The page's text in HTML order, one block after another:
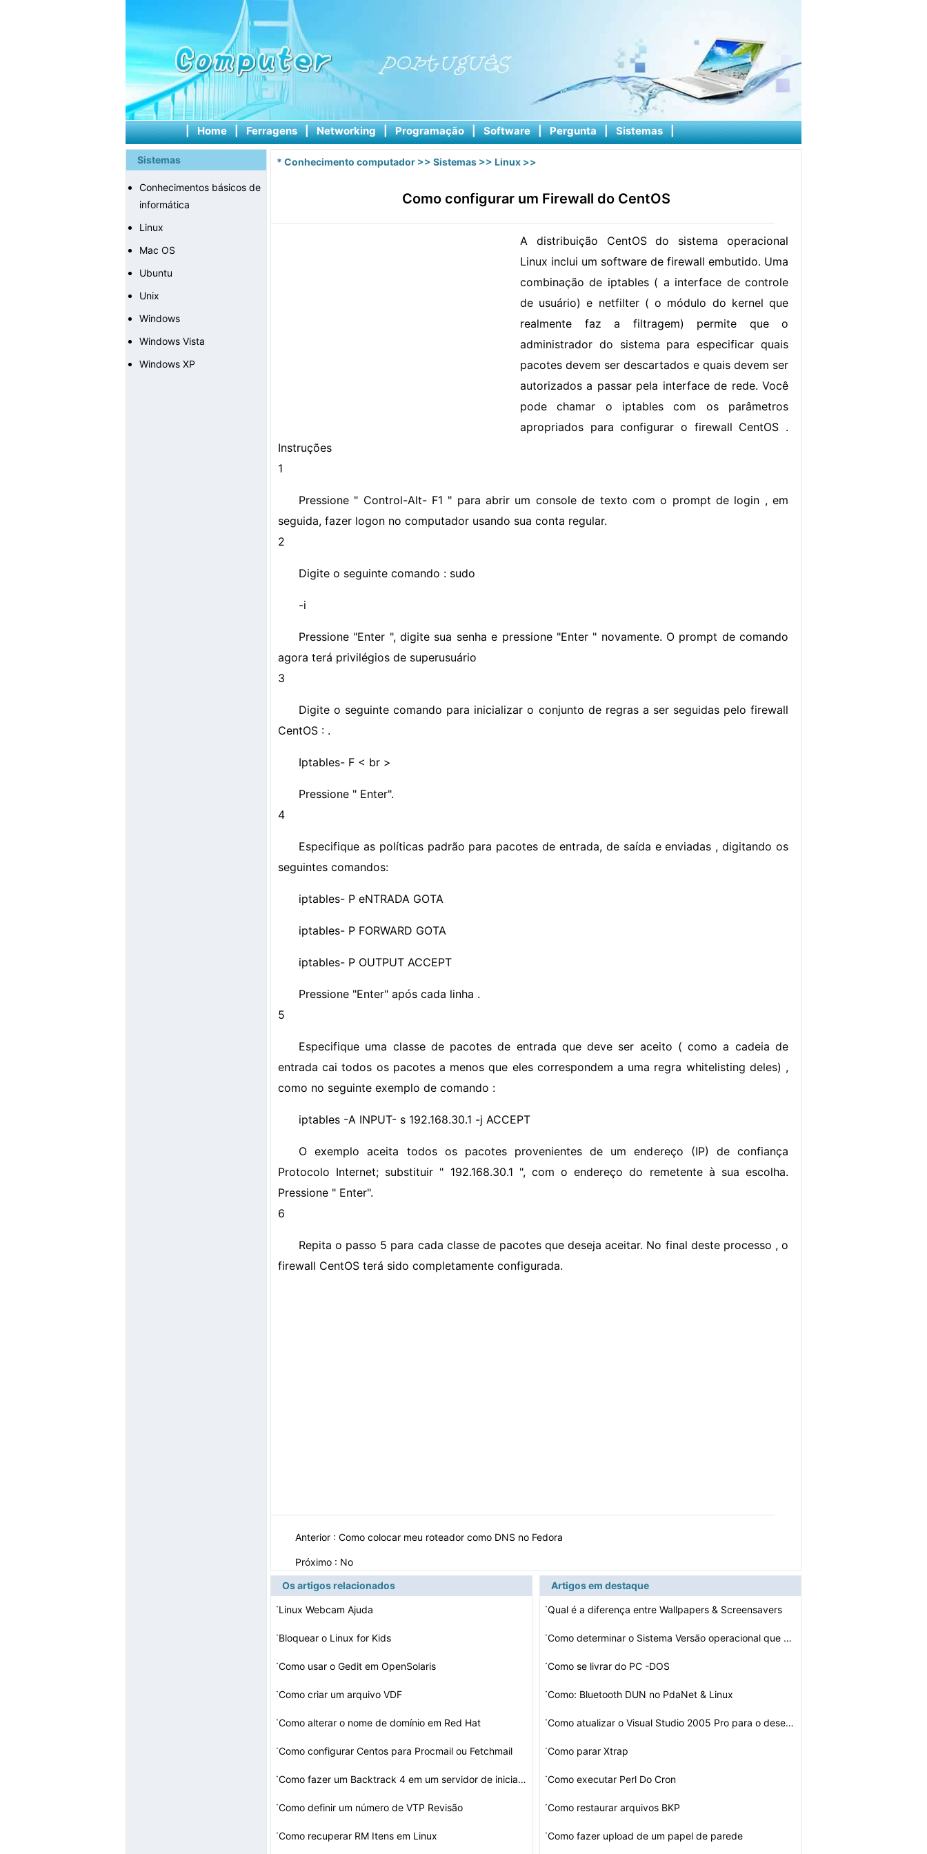
| Home | Ferragens | Networking | Programação | Software | Pergunta | Sistemas |
Sistemas
Conhecimentos básicos de
informática
Linux
Mac OS
Ubuntu
Unix
Windows
Windows Vista
Windows XP
* Conhecimento computador >> Sistemas >> Linux >>
Como configurar um Firewall do CentOS
A distribuição CentOS do sistema operacional
Linux inclui um software de firewall embutido. Uma
combinação de iptables ( a interface de controle
de usuário) e netfilter ( o módulo do kernel que
realmente faz a filtragem) permite que o
administrador do sistema para especificar quais
pacotes devem ser descartados e quais devem ser
autorizados a passar pela interface de rede. Você
pode chamar o iptables com os parâmetros
apropriados para configurar o firewall CentOS .
Instruções
1
Pressione " Control-Alt- F1 " para abrir um console de texto com o prompt de login , em
seguida, fazer logon no computador usando sua conta regular.
2
Digite o seguinte comando : sudo
-i
Pressione "Enter ", digite sua senha e pressione "Enter " novamente. O prompt de comando
agora terá privilégios de superusuário
3
Digite o seguinte comando para inicializar o conjunto de regras a ser seguidas pelo firewall
CentOS : .
Iptables- F < br >
Pressione " Enter".
4
Especifique as políticas padrão para pacotes de entrada, de saída e enviadas , digitando os
seguintes comandos:
iptables- P eNTRADA GOTA
iptables- P FORWARD GOTA
iptables- P OUTPUT ACCEPT
Pressione "Enter" após cada linha .
5
Especifique uma classe de pacotes de entrada que deve ser aceito ( como a cadeia de
entrada cai todos os pacotes a menos que eles correspondem a uma regra whitelisting deles) ,
como no seguinte exemplo de comando :
iptables -A INPUT- s 192.168.30.1 -j ACCEPT
O exemplo aceita todos os pacotes provenientes de um endereço (IP) de confiança
Protocolo Internet; substituir " 192.168.30.1 ", com o endereço do remetente à sua escolha.
Pressione " Enter".
6
Repita o passo 5 para cada classe de pacotes que deseja aceitar. No final deste processo , o
firewall CentOS terá sido completamente configurada.
Anterior : Como colocar meu roteador como DNS no Fedora
Próximo : No
Os artigos relacionados
·Linux Webcam Ajuda
·Bloquear o Linux for Kids
·Como usar o Gedit em OpenSolaris
·Como criar um arquivo VDF
·Como alterar o nome de domínio em Red Hat
·Como configurar Centos para Procmail ou Fetchmail
· Como fazer um Backtrack 4 em um servidor de inicializaç…
·Como definir um número de VTP Revisão
·Como recuperar RM Itens em Linux
Artigos em destaque
·Qual é a diferença entre Wallpapers & Screensavers
· Como determinar o Sistema Versão operacional que está…
·Como se livrar do PC -DOS
·Como: Bluetooth DUN no PdaNet & Linux
· Como atualizar o Visual Studio 2005 Pro para o desenvol…
·Como parar Xtrap
·Como executar Perl Do Cron
·Como restaurar arquivos BKP
·Como fazer upload de um papel de parede